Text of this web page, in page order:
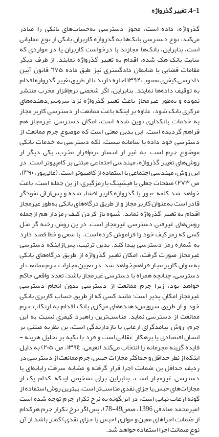
4-1. تغییر گذرواژه
گذرواژه، داده است، مجوز دسترسی به‌حساب‌های بانکی را صادر
می‌کند، نوع دسترسی بانک‌ها به گذرواژه کاربران بانکی از نوع عملیاتی
است، بنابراین‌، بانک‌ها‌ مجازند با درخواست کاربران یا‌ در‌ مواردی‌ که
سایت بانک هک شده، اقدام به تغییر گذرواژه نمایند. از طرف دیگر
مقامات قضایی یا ضابطان دادگستری نیز طبق ماده‌ ٦٧٥‌ قانون‌ آیین
دادرسی کیفری مصوب ١٣٩٢ اجازه دارند تا‌ از‌ طریق تغییر گذرواژه اقدام
به توقیف داده‌ها نمایند. بنابراین، اگر شخصی نرم‌افزار مخرب منتشر
نموده و به‌طور‌ غیرمجاز‌ باعث تغییر گذرواژه نزد سرویس‌دهنده‌های
مرکزی بانک شود‌، علاوه بر اینکه باعث ممانعت از دسترسی کاربر مجاز
به خدمات بانکداری نوین شده است، امکان دسترسی‌ غیرمجاز‌ هم‌
فراهم گردیده است. این بدین معنی است که موضوع جرم ممانعت‌ از‌
دسترسی خود داده یا سامانه نیست، لکه دسترسی به خدمات بانکی
موضوع جرم است. به غیر از‌ انتشار‌ نرم‌افزار مخرب، یکی دیگر از
روش‌های تغییر گذرواژه، مهندسی اجتماعی مبتنی‌ بر‌ کامپیوتر‌ است. در
این روش، مهندسی اجتماعی با استفاده از‌ کامپیوتر‌ است‌. (عالی‌پور، ١٣٩٠،
ص ٢٧٣) صفحات جعلی یا فیشینگ یا رمزگیری، از ین جمله است، باعث
خواهد شد‌ کلمه‌ عبور یا گذرواژه کاربر افشاء شده و پس‌ازآن نفوذگر
قادر است به‌عنوان‌ کاربر‌ مجاز و از طریق درگاه‌های بانکی به‌طور غیرمجاز
اقدام به تغییر گذرواژه نماید. شیوه باز کردن کیف رمزدار‌ هم‌ ازجمله
روش‌های غیرفنی دسترسی غیرمجاز است. در ین روش رخنه گر مثل
کسی که‌ رمز‌ کیف خود را فراموش کرده است، ‌ ‌با سعی و خطا قصد دارد
به‌ شماره‌ رمز‌ دسترسی پیدا کند. بدین ترتیب، پس‌ازاینکه دسترسی
غیرمجاز صورت گرفت، امکان تغییر گذرواژه‌ از‌ طریق‌ درگاه‌های بانکی
به‌عنوان کاربر مجاز فراهم خواهد شد. در‌ تعیین‌ مجازات جرم ممانعت از
دسترسی، چنانچه همراه با دسترسی غیرمجاز باشد، تعدد واقعی حاکم
خواهد بود‌، زیرا‌ جرم ممانعت از دسترسی بدون انجام دسترسی
غیرمجاز امکان پذیر است؛ مانند‌ کسی‌ که از طریق حساب کاربری بانکی
خود‌ و از‌ طریق‌ سرویس‌دهنده‌های مرکزی بانک اقدام به‌ ارتکاب‌ جرم
ممانعت از دسترسی نماید. مناسب‌ترین راهبرد کیفری نسبت به این
جرم‌، روش‌ پیامدگرای ارعابی یا بازدارندگی است‌، ین‌ نظریه مبتنی‌ بر‌
انسان‌ اقتصادی یا بزهکار عقلانی است و فرد‌ با‌ تکیه بر تحلیل هزینه -
فایده گزینه مجرمانه را انتخاب می‌کند (نعیمی‌، ١٣٩٤‌، ص ٢٠٥) به دلیل
اینکه از نظر‌ حداقل و حداکثر مجازات حبس‌، جرم‌ ممانعت از دسترسی در
ردیف‌ حداقل‌ ین ضمانت اجرا قرار گرفته و مشابه سرقت رایانه‌ای یا
دسترسی غیرمجاز است‌، بنابراین برای تشخیص اینکه کدام‌ یک‌ از‌
مجازات‌های حبس‌ یا‌ جزای نقدی مناسب‌تر‌ است‌، بهترین روش استفاده از
گونه ارعاب نهایی است، در این‌گونه به نرخ تکرار‌ جرم‌ توجه شده است
(میرمحمد صادقی 1396، صص49-78)، پس اگر نرخ‌ تکرار‌ جرم هرکدام‌
از‌ ضمانت‌ اجراهای معین و موازی (حبس‌ یا جزای نقدی) کمتر باشد از آن
نوع ضمانت اجرا استفاده خواهد شد.